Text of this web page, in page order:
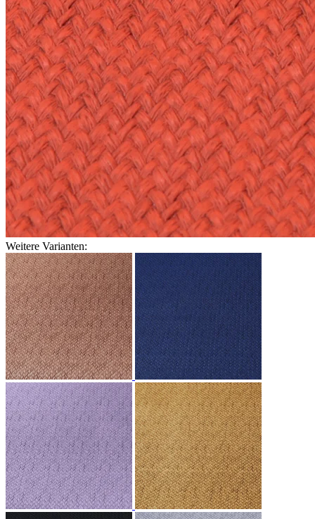
Weitere Varianten: